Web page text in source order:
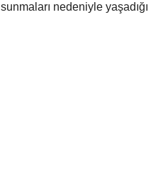
nedeniyle yaşadığı